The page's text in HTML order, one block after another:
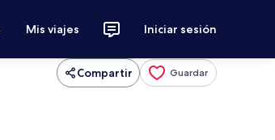
Mis viajes Iniciar sesión
Compartir Guardar